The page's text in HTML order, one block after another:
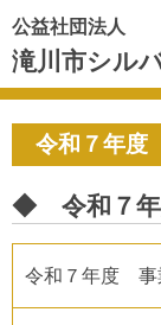
公益社団法人
滝川市シル
令和７年度
◆ 令和７
令和７年度 事